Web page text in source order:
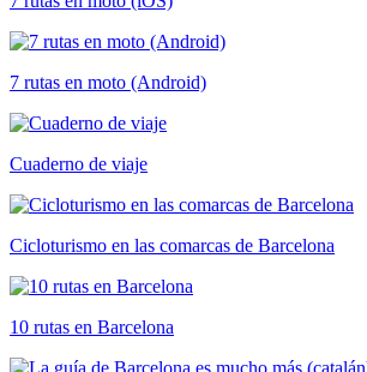
7 rutas en moto (Android)
Cuaderno de viaje
Cicloturismo en las comarcas de Barcelona
10 rutas en Barcelona